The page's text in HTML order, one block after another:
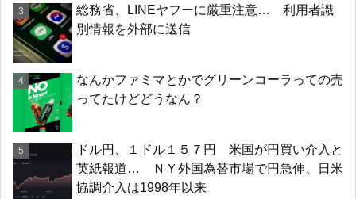
総務省、LINEヤフーに厳重注意… 利用者識
別情報を外部に送信
なんかファミマとかでグリーンコーラっての売
ってたけどどうなん？
ドル円、１ドル１５７円 米国が円買い介入と
英紙報道… ＮＹ外国為替市場で円急伸、日米
協調介入は1998年以来